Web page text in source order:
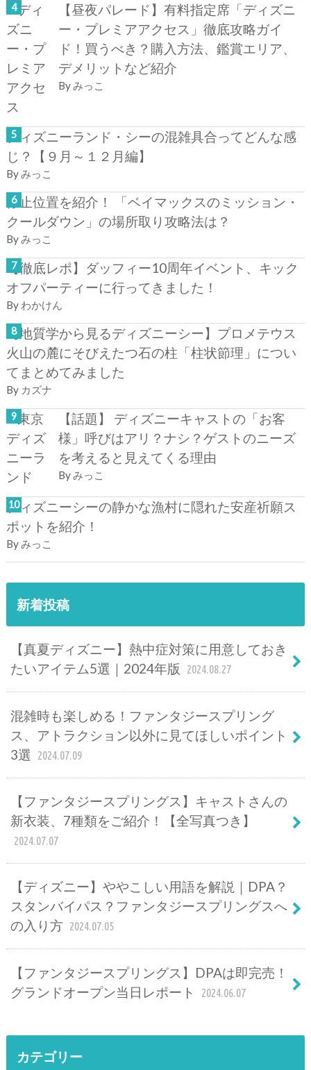
【昼夜パレード】有料指定席「ディズニ
ー・プレミアアクセス」徹底攻略ガイ
ド！買うべき？購入方法、鑑賞エリア、
デメリットなど紹介
Byみっこ
ディズニーランド・シーの混雑具合ってどんな感
じ？【９月～１２月編】
Byみっこ
停止位置を紹介！ 「ベイマックスのミッション・
クールダウン」の場所取り攻略法は？
Byみっこ
【徹底レポ】ダッフィー10周年イベント、キック
オフパーティーに行ってきました！
By わかけん
【地質学から見るディズニーシー】プロメテウス
火山の麓にそびえたつ石の柱「柱状節理」につい
てまとめてみました
By カズナ
【話題】 ディズニーキャストの「お客
様」呼びはアリ？ナシ？ゲストのニーズ
を考えると見えてくる理由
Byみっこ
ディズニーシーの静かな漁村に隠れた安産祈願ス
ポットを紹介！
Byみっこ
新着投稿
【真夏ディズニー】熱中症対策に用意しておき
たいアイテム5選｜2024年版
2024.08.27
混雑時も楽しめる！ファンタジースプリング
ス、アトラクション以外に見てほしいポイント
3選
2024.07.09
【ファンタジースプリングス】キャストさんの
新衣装、7種類をご紹介！【全写真つき】
2024.07.07
【ディズニー】ややこしい用語を解説｜DPA？
スタンバイパス？ファンタジースプリングスへ
の入り方 2024.07.05
【ファンタジースプリングス】DPAは即完売！
グランドオープン当日レポート
2024.06.07
カテゴリー